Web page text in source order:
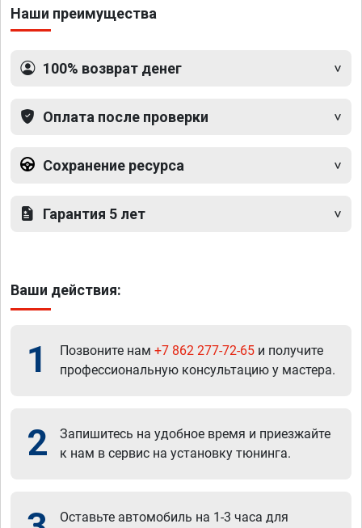
Наши преимущества
100% возврат денег
Оплата после проверки
Сохранение ресурса
Гарантия 5 лет
Ваши действия:
1 Позвоните нам +7 862 277-72-65 и получите
профессиональную консультацию у мастера.
2
Запишитесь на удобное время и приезжайте
к нам в сервис на установку тюнинга.
Оставьте автомобиль на 1-3 часа для